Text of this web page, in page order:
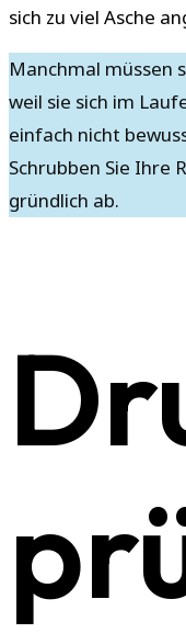
sich zu viel Asche
Manchmal müssen
weil sie sich im
einfach nicht
Schrubben Sie Ihre
gründlich ab.